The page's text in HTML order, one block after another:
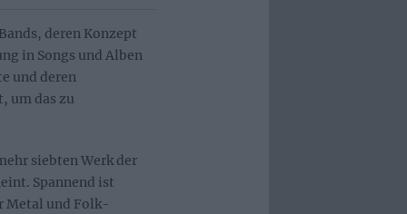
deren Konzept
in Songs und Alben
und deren
um das zu
siebten Werk der
Spannend ist
Metal und Folk-